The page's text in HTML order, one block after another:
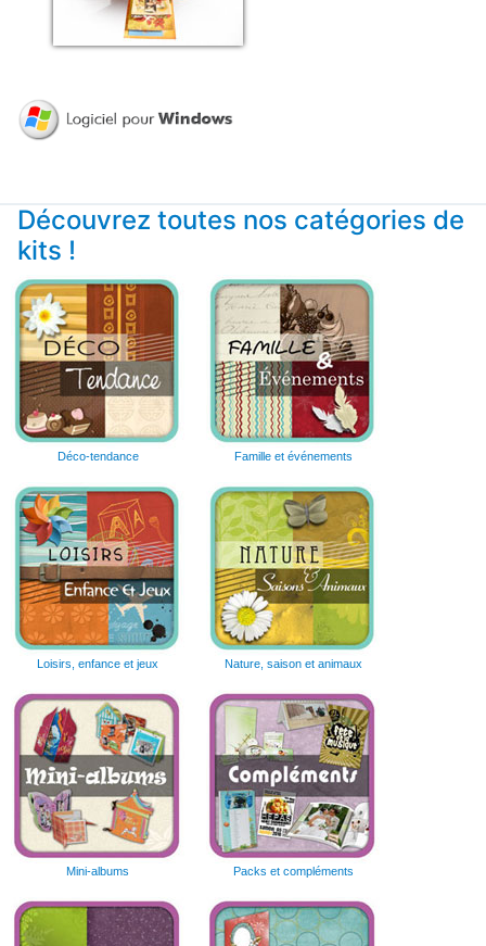
Découvrez toutes nos catégories de
kits !
Déco-tendance Famille et événements
Loisirs, enfance et jeux Nature, saison et animaux
Mini-albums Packs et compléments